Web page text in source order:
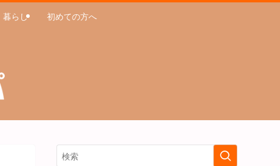
暮らし 初めての方へ